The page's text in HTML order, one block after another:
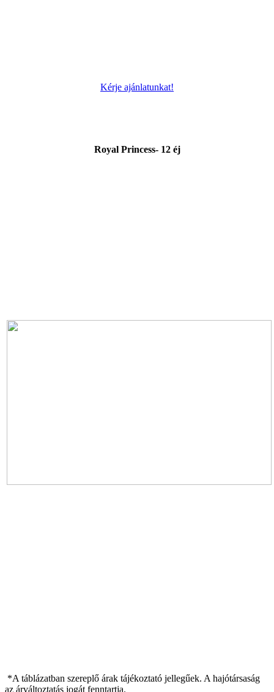
Kérje ajánlatunkat!
Royal Princess- 12 éj
*A táblázatban szereplő árak tájékoztató jellegűek. A hajótársaság
az árváltoztatás jogát fenntartja.